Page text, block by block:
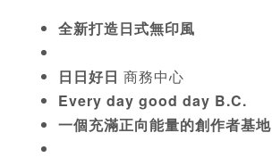
全新打造日式無印風
日日好日 商務中心
Every day good day B.C.
一個充滿正向能量的創作者基地